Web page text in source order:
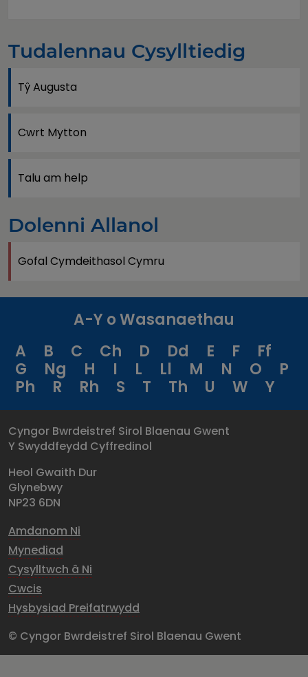
Tudalennau Cysylltiedig
Tŷ Augusta
Cwrt Mytton
Talu am help
Dolenni Allanol
Gofal Cymdeithasol Cymru
A-Y o Wasanaethau
A
B C Ch D Dd E F
Ff
G
Ng H I L Ll M N O
P
Ph
R Rh S T Th U W Y
Cyngor Bwrdeistref Sirol Blaenau Gwent
Y Swyddfeydd Cyffredinol
Heol Gwaith Dur
Glynebwy
NP23 6DN
Amdanom Ni
Mynediad
Cysylltwch â Ni
Cwcis
Hysbysiad Preifatrwydd
© Cyngor Bwrdeistref Sirol Blaenau Gwent